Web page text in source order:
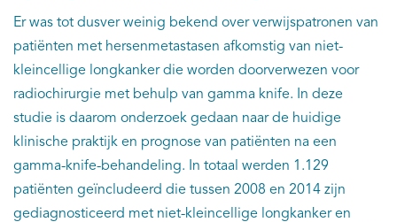
Er was tot dusver weinig bekend over verwijspatronen van
patiënten met hersenmetastasen afkomstig van niet-
kleincellige longkanker die worden doorverwezen voor
radiochirurgie met behulp van gamma knife. In deze
studie is daarom onderzoek gedaan naar de huidige
klinische praktijk en prognose van patiënten na een
gamma-knife-behandeling. In totaal werden 1.129
patiënten geïncludeerd die tussen 2008 en 2014 zijn
gediagnosticeerd met niet-kleincellige longkanker en